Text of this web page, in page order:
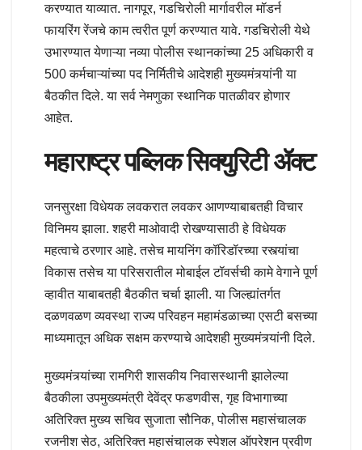
करण्यात याव्यात. नागपूर, गडचिरोली मार्गावरील मॉडर्न
फायरिंग रेंजचे काम त्वरीत पूर्ण करण्यात यावे. गडचिरोली येथे
उभारण्यात येणाऱ्या नव्या पोलीस स्थानकांच्या 25 अधिकारी व
500 कर्मचाऱ्यांच्या पद निर्मितीचे आदेशही मुख्यमंत्र्यांनी या
बैठकीत दिले. या सर्व नेमणुका स्थानिक पातळीवर होणार
आहेत.
महाराष्ट्र पब्लिक सिक्युरिटी ॲक्ट
जनसुरक्षा विधेयक लवकरात लवकर आणण्याबाबतही विचार
विनिमय झाला. शहरी माओवादी रोखण्यासाठी हे विधेयक
महत्वाचे ठरणार आहे. तसेच मायनिंग कॉरिडॉरच्या रस्त्यांचा
विकास तसेच या परिसरातील मोबाईल टॉवर्सची कामे वेगाने पूर्ण
व्हावीत याबाबतही बैठकीत चर्चा झाली. या जिल्ह्यांतर्गत
दळणवळण व्यवस्था राज्य परिवहन महामंडळाच्या एसटी बसच्या
माध्यमातून अधिक सक्षम करण्याचे आदेशही मुख्यमंत्र्यांनी दिले.
मुख्यमंत्र्यांच्या रामगिरी शासकीय निवासस्थानी झालेल्या
बैठकीला उपमुख्यमंत्री देवेंद्र फडणवीस, गृह विभागाच्या
अतिरिक्त मुख्य सचिव सुजाता सौनिक, पोलीस महासंचालक
रजनीश सेठ, अतिरिक्त महासंचालक स्पेशल ऑपरेशन प्रवीण